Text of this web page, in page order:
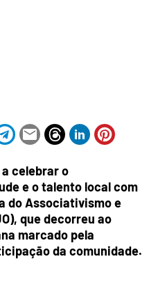
celebrar o
e o talento local com
do Associativismo e
que decorreu ao
marcado pela
da comunidade.